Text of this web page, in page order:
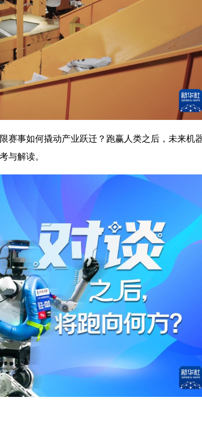
事如何撬动产业跃迁？跑赢人类之后，未来机
与解读。